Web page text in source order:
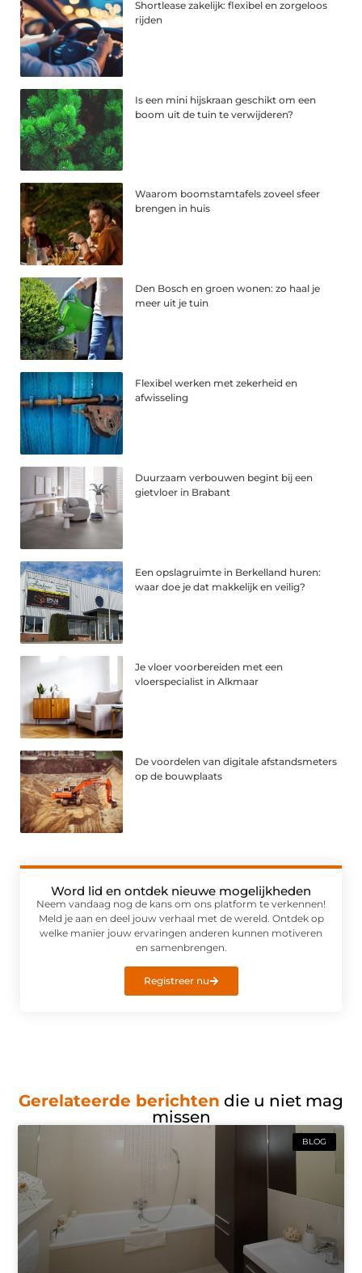
Shortlease zakelijk: flexibel en zorgeloos
rijden
Is een mini hijskraan geschikt om een
boom uit de tuin te verwijderen?
Waarom boomstamtafels zoveel sfeer
brengen in huis
Den Bosch en groen wonen: zo haal je
meer uit je tuin
Flexibel werken met zekerheid en
afwisseling
Duurzaam verbouwen begint bij een
gietvloer in Brabant
Een opslagruimte in Berkelland huren:
waar doe je dat makkelijk en veilig?
Je vloer voorbereiden met een
vloerspecialist in Alkmaar
De voordelen van digitale afstandsmeters
op de bouwplaats
Word lid en ontdek nieuwe mogelijkheden
Neem vandaag nog de kans om ons platform te verkennen!
Meld je aan en deel jouw verhaal met de wereld. Ontdek op
welke manier jouw ervaringen anderen kunnen motiveren
en samenbrengen.
Registreer nu
Gerelateerde berichten die u niet mag
missen
BLOG